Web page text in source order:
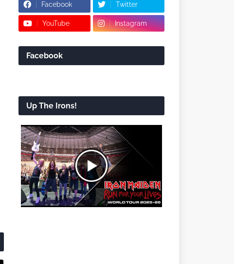
Facebook Twitter
YouTube Instagram
Facebook
Up The Irons!